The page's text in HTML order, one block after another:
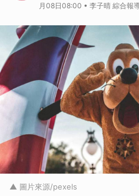
月08日08:00 • 李子晴 綜合報
▲ 圖片來源/pexels